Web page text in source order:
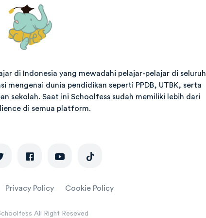
di Indonesia yang mewadahi pelajar-pelajar di seluruh
mengenai dunia pendidikan seperti PPDB, UTBK, serta
sekolah. Saat ini Schoolfess sudah memiliki lebih dari
di semua platform.
Privacy Policy Cookie Policy
All Right Reseved